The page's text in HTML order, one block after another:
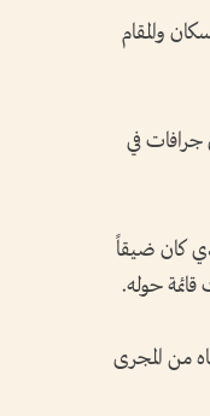
والمقام
جرافات في
كان ضيقاً
قائمة حوله.
من المجرى